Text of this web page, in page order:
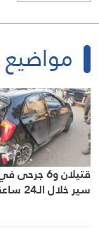
سير خلال الـ24 ساعة الماضية